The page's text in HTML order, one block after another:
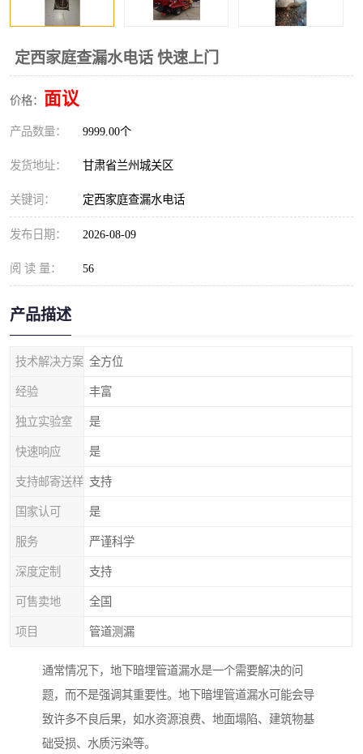
定西家庭查漏水电话 快速上门
价格： 面议
产品数量： 9999.00个
发货地址： 甘肃省兰州城关区
关键词： 定西家庭查漏水电话
发布日期： 2026-08-09
阅 读 量： 56
产品描述
技术解决方案 全方位
经验 丰富
独立实验室 是
快速响应 是
支持邮寄送样 支持
国家认可 是
服务 严谨科学
深度定制 支持
可售卖地 全国
项目 管道测漏
通常情况下，地下暗埋管道漏水是一个需要解决的问
题，而不是强调其重要性。地下暗埋管道漏水可能会导
致许多不良后果，如水资源浪费、地面塌陷、建筑物基
础受损、水质污染等。